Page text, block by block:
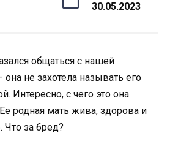
30.05.2023
общаться с нашей
не захотела называть его
Интересно, с чего это она
родная мать жива, здорова и
Что за бред?